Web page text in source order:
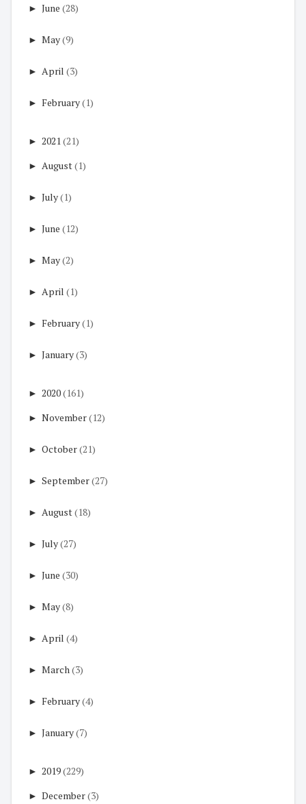
► June (28)
► May(9)
► April (3)
► February(1)
► 2021(21)
► August(1)
► July(1)
► June (12)
► May(2)
► April (1)
► February(1)
► January(3)
► 2020(161)
► November(12)
► October(21)
► September(27)
► August(18)
► July(27)
► June (30)
► May(8)
► April (4)
► March (3)
► February(4)
► January(7)
► 2019(229)
► December(3)